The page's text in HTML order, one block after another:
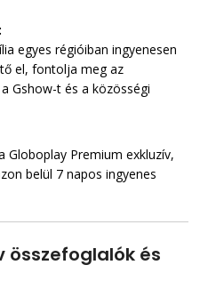
egyes régióiban ingyenesen
el, fontolja meg az
Gshow-t és a közösségi
Globoplay Premium exkluzív,
belül 7 napos ingyenes
összefoglalók és